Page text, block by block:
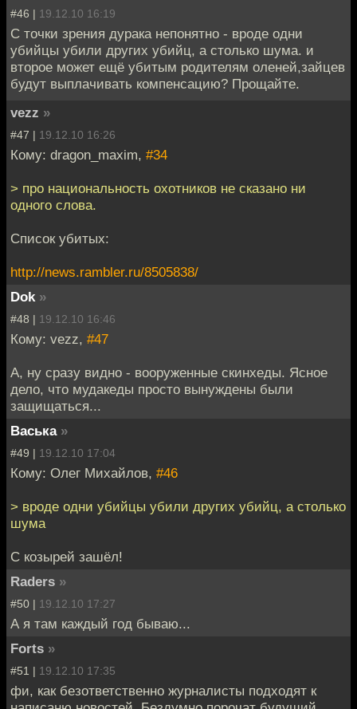
#46 | 19.12.10 16:19
С точки зрения дурака непонятно - вроде одни
убийцы убили других убийц, а столько шума. и
второе может ещё убитым родителям оленей,зайцев
будут выплачивать компенсацию? Прощайте.
vezz »
#47 | 19.12.10 16:26
Кому: dragon_maxim, #34
> про национальность охотников не сказано ни
одного слова.
Список убитых:
http://news.rambler.ru/8505838/
Dok »
#48 | 19.12.10 16:46
Кому: vezz, #47
А, ну сразу видно - вооруженные скинхеды. Ясное
дело, что мудакеды просто вынуждены были
защищаться...
Васька »
#49 | 19.12.10 17:04
Кому: Олег Михайлов, #46
> вроде одни убийцы убили других убийц, а столько
шума
С козырей зашёл!
Raders »
#50 | 19.12.10 17:27
А я там каждый год бываю...
Forts »
#51 | 19.12.10 17:35
фи, как безответственно журналисты подходят к